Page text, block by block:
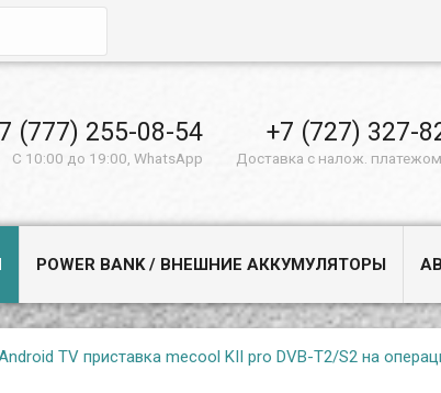
(777) 255-08-54
С 10:00 до 19:00, WhatsApp
+7 (727) 327-
Доставка с налож.
POWER BANK / ВНЕШНИЕ АККУМУЛЯТОРЫ
TV приставка mecool KII pro DVB-T2/S2 на